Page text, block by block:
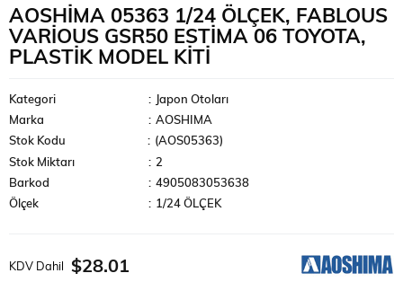
AOSHIMA 05363 1/24 ÖLÇEK, FABLOUS
VARIOUS GSR50 ESTIMA 06 TOYOTA,
PLASTIK MODEL KITI
Kategori :
Japon Otoları
Marka
: AOSHIMA
Stok Kodu
(AOS05363)
Stok Miktarı
: 2
Barkod
: 4905083053638
Ölçek
: 1/24 ÖLÇEK
KDV Dahil $28.01